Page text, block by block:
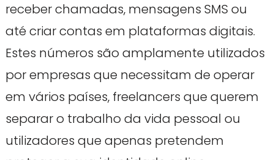
receber chamadas, mensagens SMS ou
até criar contas em plataformas digitais.
Estes números são amplamente utilizados
por empresas que necessitam de operar
em vários países, freelancers que querem
separar o trabalho da vida pessoal ou
utilizadores que apenas pretendem